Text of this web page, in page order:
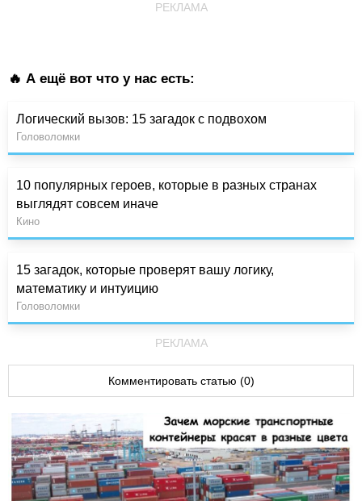
РЕКЛАМА
🔥 А ещё вот что у нас есть:
Логический вызов: 15 загадок с подвохом
Головоломки
10 популярных героев, которые в разных странах
выглядят совсем иначе
Кино
15 загадок, которые проверят вашу логику,
математику и интуицию
Головоломки
РЕКЛАМА
Комментировать статью (0)